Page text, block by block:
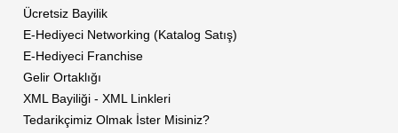
Ücretsiz Bayilik
E-Hediyeci Networking (Katalog Satış)
E-Hediyeci Franchise
Gelir Ortaklığı
XML Bayiliği - XML Linkleri
Tedarikçimiz Olmak İster Misiniz?